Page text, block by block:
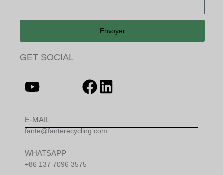
Envoyer
GET SOCIAL
E-MAIL
fante@fanterecycling.com
WHATSAPP
+86 137 7096 3575